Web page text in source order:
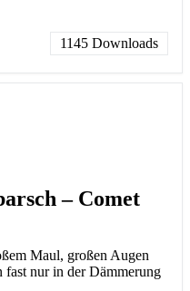
1145 Downloads
– Comet
Maul, großen Augen
fast nur in der Dämmerung